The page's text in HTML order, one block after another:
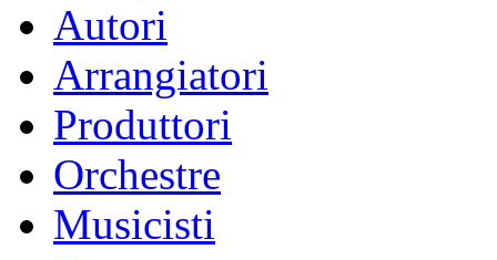
Autori
Arrangiatori
Produttori
Orchestre
Musicisti